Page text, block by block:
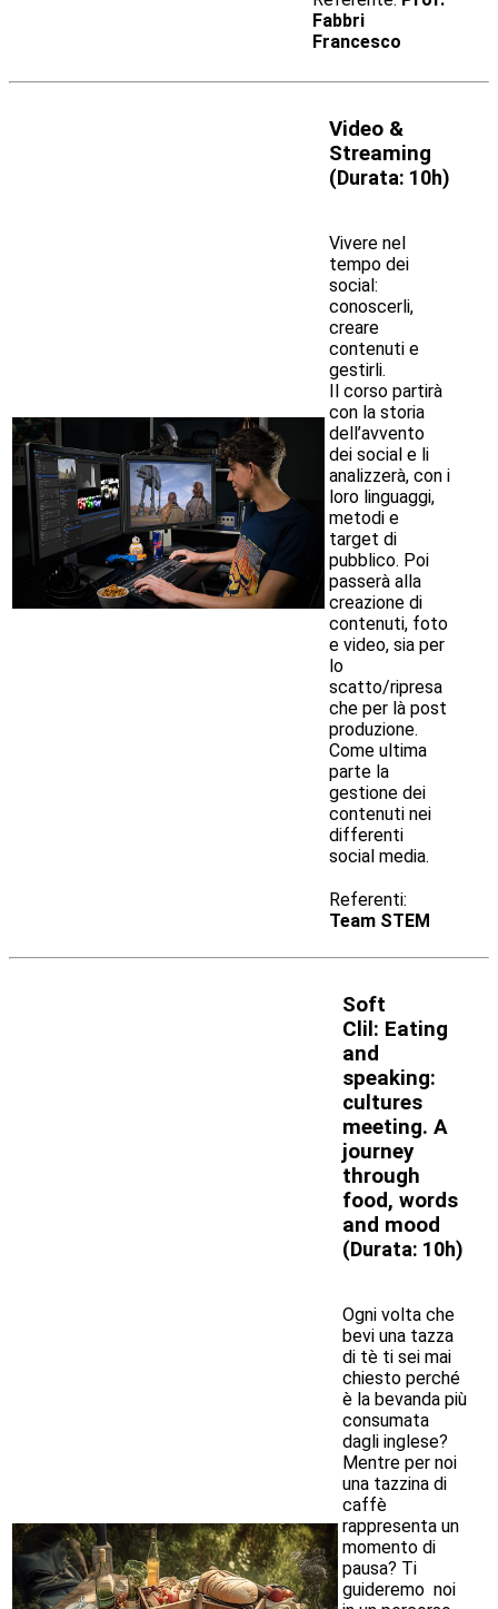
Fabbri
Francesco
Video &
Streaming
(Durata: 10h)
Vivere nel
tempo dei
social:
conoscerli,
creare
contenuti e
gestirli.
Il corso partirà
con la storia
dell’avvento
dei social e li
analizzerà, con i
loro linguaggi,
metodi e
target di
pubblico. Poi
passerà alla
creazione di
contenuti, foto
e video, sia per
lo
scatto/ripresa
che per là post
produzione.
Come ultima
parte la
gestione dei
contenuti nei
differenti
social media.
Referenti:
Team STEM
Soft
Clil: Eating
and
speaking:
cultures
meeting. A
journey
through
food, words
and mood
(Durata: 10h)
Ogni volta che
bevi una tazza
di tè ti sei mai
chiesto perché
è la bevanda più
consumata
dagli inglese?
Mentre per noi
una tazzina di
caffè
rappresenta un
momento di
pausa? Ti
guideremo noi